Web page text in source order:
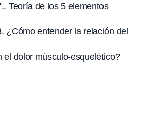
Teoría de los 5 elementos
¿Cómo entender la relación del
el dolor músculo-esquelético?